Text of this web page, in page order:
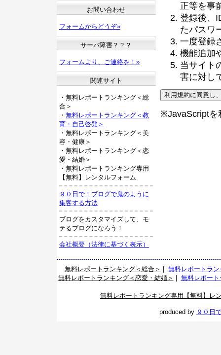
正等を事
登録後、
たパスワ
一度登録
機能追加
当サイト
害に対し
※JavaScriptを
お問い合わせ
フォームからどうぞ»
サーバ障害？？？
フォームより、ご連絡を！»
関連サイト
・無料レポートランキング＜総
合＞
・ 無料レポートランキング＜教
育・自己啓発＞
・無料レポートランキング＜美
容・健康＞
・無料レポートランキング＜恋
愛・結婚＞
・無料レポートランキング専用
【無料】レンタルフォーム
９０日で！ブログで鬼のように
集客する方法
ブログをカスタマイズして、モ
テるブログになろう！
会社概要（法律に基づく表示）
無料レポートランキング＜総合＞
無料レポートラ
無料レポートランキング＜恋愛・結婚＞
無料レポー
無料レポートランキング専用【無料】レ
produced by ９０日